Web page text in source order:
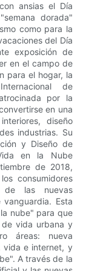
ansias el Día
dorada"
como para la
del Día
exposición de
en el campo de
para el hogar, la
de
por la
en una
diseño
industrias. Su
y Diseño de
en la Nube
de 2018,
consumidores
de las nuevas
Esta
nube" para que
vida urbana y
áreas: nueva
vida e internet, y
A través de la